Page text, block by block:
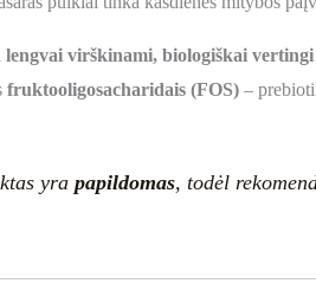
lengvai virškinami, biologiškai
fruktooligosacharidais (FOS)–
yra papildomas, todėl